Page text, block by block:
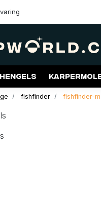
Aanbiedingen Gift
fishfinder fishfinder-